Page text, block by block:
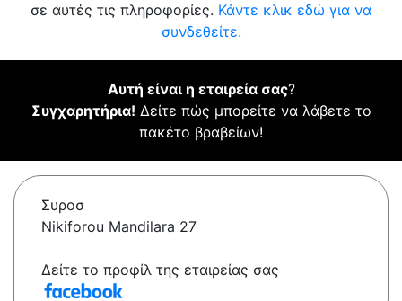
σε αυτές τις πληροφορίες. Κάντε κλικ εδώ για να
συνδεθείτε.
Αυτή είναι η εταιρεία σας?
Συγχαρητήρια! Δείτε πώς μπορείτε να λάβετε το
πακέτο βραβείων!
Συροσ
Nikiforou Mandilara 27
Δείτε το προφίλ της εταιρείας σας